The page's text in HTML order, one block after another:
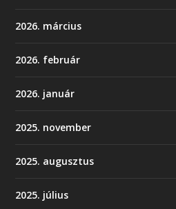
2026. március
2026. február
2026. január
2025. november
2025. augusztus
2025. július